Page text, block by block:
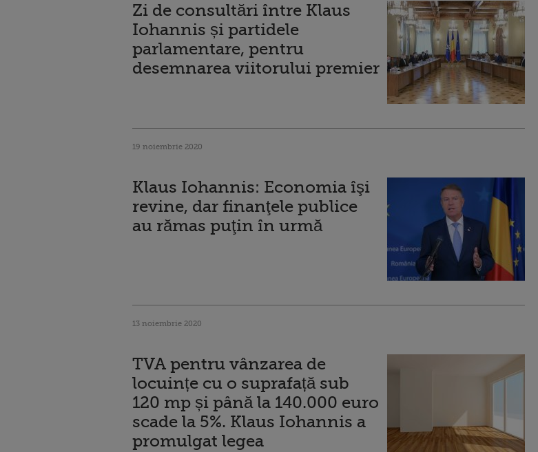
Zi de consultări între Klaus
Iohannis și partidele
parlamentare, pentru
desemnarea viitorului premier
19 noiembrie 2020
Klaus Iohannis: Economia îşi
revine, dar finanţele publice
au rămas puţin în urmă
13 noiembrie 2020
TVA pentru vânzarea de
locuințe cu o suprafață sub
120 mp și până la 140.000 euro
scade la 5%. Klaus Iohannis a
promulgat legea